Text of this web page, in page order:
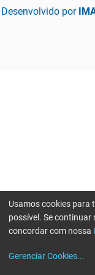
Desenvolvido por
Usamos cookies para
possível. Se continuar
concordar com nossa
Gerenciar Cookies...
Erro ao enviar